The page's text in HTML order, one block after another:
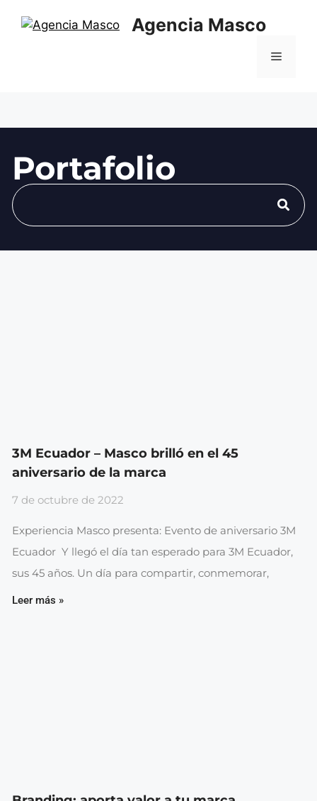
Agencia Masco
Portafolio
3M Ecuador – Masco brilló en el 45
aniversario de la marca
7 de octubre de 2022
Experiencia Masco presenta: Evento de aniversario 3M
Ecuador Y llegó el día tan esperado para 3M Ecuador,
sus 45 años. Un día para compartir, conmemorar,
Leer más »